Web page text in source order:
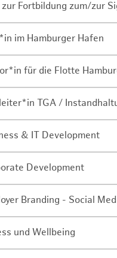
Fortbildung zum/zur
im Hamburger Hafen
für die Flotte
TGA /
& IT Development
Development
Branding - Social
und Wellbeing